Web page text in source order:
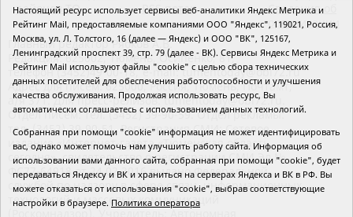
районов ТО
RSS поток
Сведения об
организации
Главный редактор Рябков А.В.
Редакция: 625002, Тюмень, Осипенко, 81,
телефон (3452)49-00-18, e-mail: tumentoday@obl72.ru
Адрес для писем: 625000, Россия, Тюмень, Почтамт,
а/я 371. Для пресс-релизов: tumentoday@obl72.ru.
Отдел писем: тел. (3452) 39-90-59. Отдел рекламы:
тел. (3452) 39-90-51. Регистрация СМИ: Сетевое
издание «Интернет-газета «Тюменская область
сегодня», свидетельство о регистрации СМИ Эл №
ФС77-64918 от 24.02.2016 выдано Федеральной
службой по надзору в сфере связи, информационных
технологий и массовых коммуникаций
Настоящий ресурс использует сервисы веб-аналитики Яндекс Метрика и
Рейтинг Mail, предоставляемые компаниями ООО "Яндекс", 119021, Россия,
Москва, ул. Л. Толстого, 16 (далее — Яндекс) и ООО "ВК", 125167,
Ленинградский проспект 39, стр. 79 (далее - ВК). Сервисы Яндекс Метрика и
Рейтинг Mail используют файлы "cookie" с целью сбора технических
данных посетителей для обеспечения работоспособности и улучшения
качества обслуживания. Продолжая использовать ресурс, Вы
автоматически соглашаетесь с использованием данных технологий.
Собранная при помощи "cookie" информация не может идентифицировать
вас, однако может помочь нам улучшить работу сайта. Информация об
использовании вами данного сайта, собранная при помощи "cookie", будет
передаваться Яндексу и ВК и храниться на серверах Яндекса и ВК в РФ. Вы
можете отказаться от использования "cookie", выбрав соответствующие
настройки в браузере. Политика оператора